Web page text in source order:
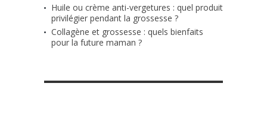
Huile ou crème anti-vergetures : quel produit
privilégier pendant la grossesse ?
Collagène et grossesse : quels bienfaits
pour la future maman ?